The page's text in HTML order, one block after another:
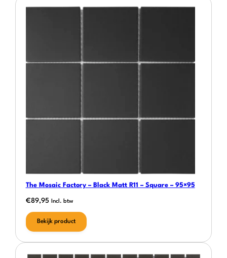
The Mosaic Factory – Black Matt R11 – Square – 95×95
€89,95 Incl. btw
Bekijk product